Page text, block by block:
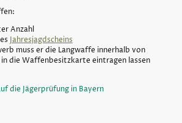
Anzahl
Jahresjagdscheins
muss er die Langwaffe innerhalb von
die Waffenbesitzkarte eintragen lassen
die Jägerprüfung in Bayern